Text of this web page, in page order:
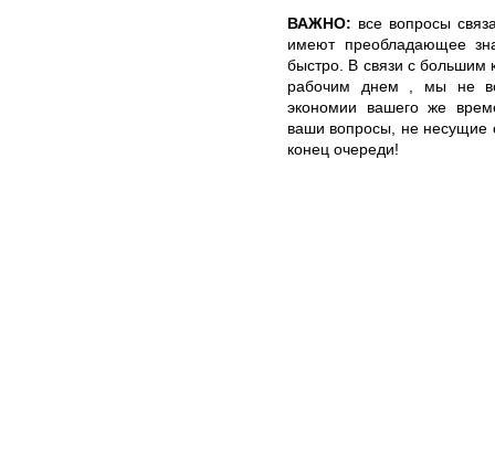
ВАЖНО: все вопросы
имеют преобладающее
быстро. В связи с большим
рабочим днем , мы не
экономии вашего же
ваши вопросы, не несущие
конец очереди!